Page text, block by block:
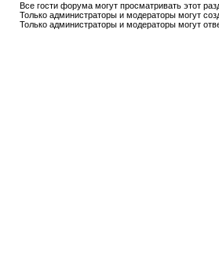
Все гости форума могут просматривать этот
Только администраторы и модераторы могут
Только администраторы и модераторы могут